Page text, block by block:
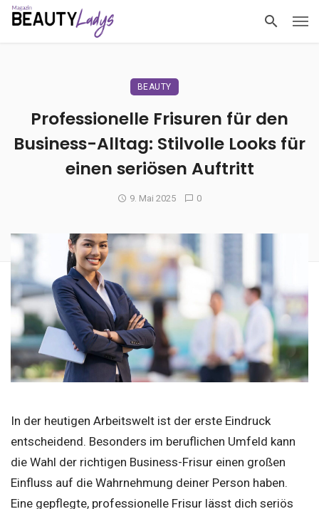
BEAUTY
Professionelle Frisuren für den
Business-Alltag: Stilvolle Looks für
einen seriösen Auftritt
9. Mai 2025 0
In der heutigen Arbeitswelt ist der erste Eindruck
entscheidend. Besonders im beruflichen Umfeld kann
die Wahl der richtigen Business-Frisur einen großen
Einfluss auf die Wahrnehmung deiner Person haben.
Eine gepflegte, professionelle Frisur lässt dich seriös